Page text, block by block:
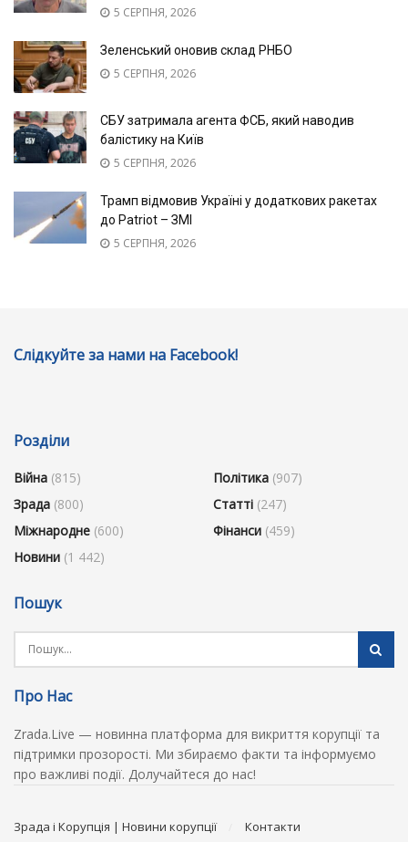
5 СЕРПНЯ, 2026
Зеленський оновив склад РНБО
5 СЕРПНЯ, 2026
СБУ затримала агента ФСБ, який наводив
балістику на Київ
5 СЕРПНЯ, 2026
Трамп відмовив Україні у додаткових ракетах
до Patriot – ЗМІ
5 СЕРПНЯ, 2026
Слідкуйте за нами на Facebook!
Розділи
Війна (815)
Зрада (800)
Міжнародне (600)
Новини (1 442)
Політика (907)
Статті (247)
Фінанси (459)
Пошук
Про Нас
Zrada.Live — новинна платформа для викриття корупції та
підтримки прозорості. Ми збираємо факти та інформуємо
про важливі події. Долучайтеся до нас!
Зрада і Корупція | Новини корупції Контакти